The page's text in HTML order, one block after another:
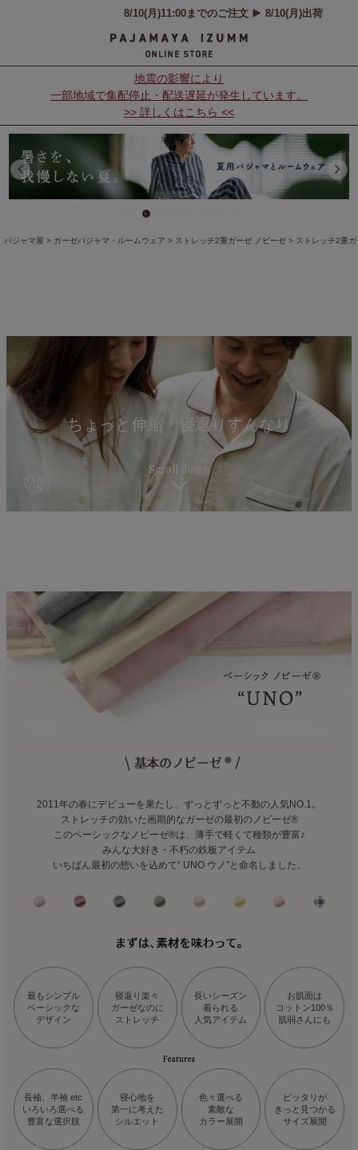
地震の影響により
一部地域で集配停止・配送遅延が発生しています。
>> 詳しくはこちら <<
パジャマ屋 ガーゼパジャマ・ルームウェア ストレッチ2重ガーゼ ノビーゼ ストレッチ2重ガ
ちょっと伸縮・寝返りすんなり
Scroll down
2011年の春にデビューを果たし、ずっとずっと不動の人気NO.1。
ストレッチの効いた画期的なガーゼの最初のノビーゼ®︎
このベーシックなノビーゼ®は、薄手で軽くて種類が豊富♪
みんな大好き・不朽の鉄板アイテム
いちばん最初の想いを込めて“ UNO ウノ”と命名しました。
最もシンプル
ベーシックな
デザイン
寝返り楽々
ガーゼなのに
ストレッチ
長いシーズン
着られる
人気アイテム
お肌面は
コットン100％
肌弱さんにも
長袖、半袖 etc
いろいろ選べる
豊富な選択肢
寝心地を
第一に考えた
シルエット
色々選べる
素敵な
カラー展開
ピッタリが
きっと見つかる
サイズ展開